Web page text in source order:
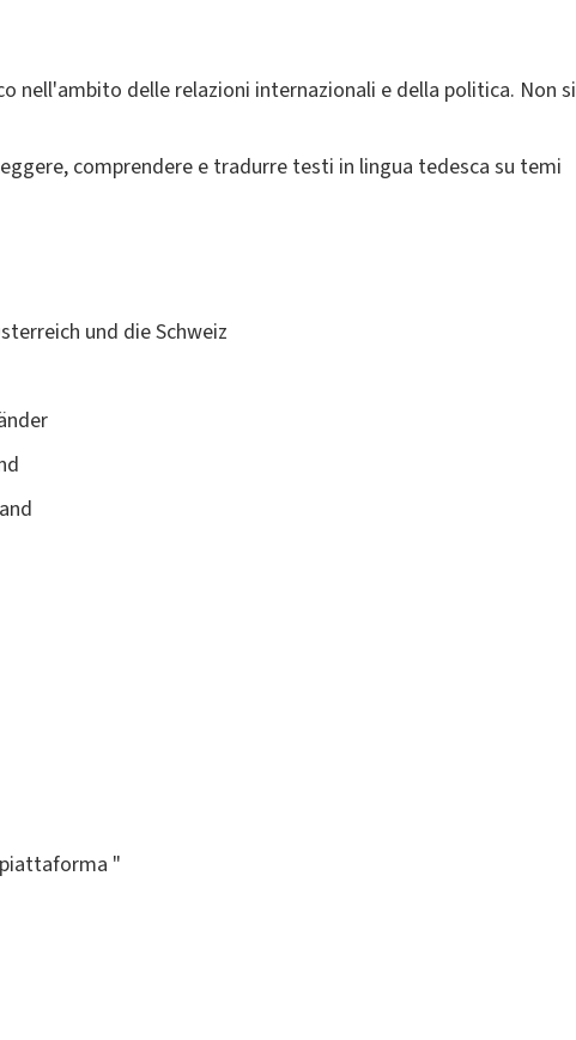
nell'ambito delle relazioni internazionali e della politica. Non si
comprendere e tradurre testi in lingua tedesca su temi
und die Schweiz
"